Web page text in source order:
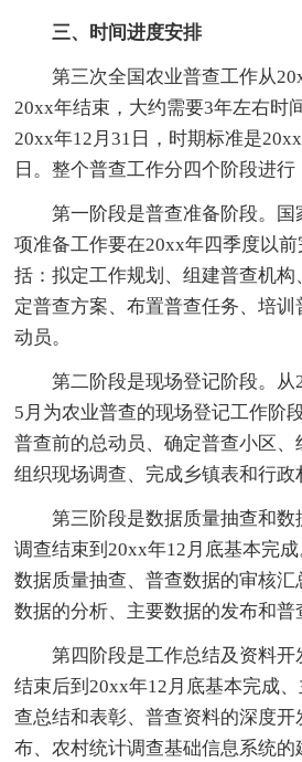
三、时间进度安排
第三次全国农业普查工作从
20xx年结束，大约需要3年左右时
20xx年12月31日，时期标准是
日。整个普查工作分四个阶段进行
第一阶段是普查准备阶段。国
项准备工作要在20xx年四季度以
括：拟定工作规划、组建普查机构
定普查方案、布置普查任务、培
动员。
第二阶段是现场登记阶段。从
5月为农业普查的现场登记工作阶
普查前的总动员、确定普查小区、
组织现场调查、完成乡镇表和行政
第三阶段是数据质量抽查和数
调查结束到20xx年12月底基本完
数据质量抽查、普查数据的审核汇
数据的分析、主要数据的发布和普
第四阶段是工作总结及资料开
结束后到20xx年12月底基本完成
查总结和表彰、普查资料的深度
布、农村统计调查基础信息系统